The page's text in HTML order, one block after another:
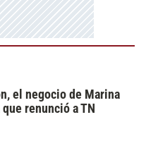
el negocio de Marina
renunció a TN